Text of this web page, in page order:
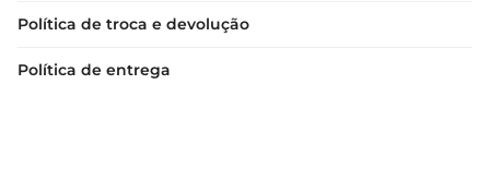
Política de troca e devolução
Política de entrega